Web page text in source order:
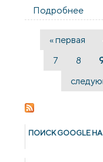
Подробнее
Страницы
« первая
7
8
ПОИСК GOОGLE